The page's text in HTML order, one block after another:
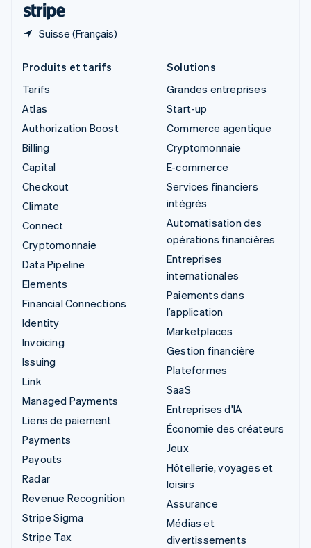
Suisse (Français)
Produits et tarifs
Tarifs
Atlas
Authorization Boost
Billing
Capital
Checkout
Climate
Connect
Cryptomonnaie
Data Pipeline
Elements
Financial Connections
Identity
Invoicing
Issuing
Link
Managed Payments
Liens de paiement
Payments
Payouts
Radar
Revenue Recognition
Stripe Sigma
Stripe Tax
Solutions
Grandes entreprises
Start-up
Commerce agentique
Cryptomonnaie
E-commerce
Services financiers
intégrés
Automatisation des
opérations financières
Entreprises
internationales
Paiements dans
l’application
Marketplaces
Gestion financière
Plateformes
SaaS
Entreprises d'IA
Économie des créateurs
Jeux
Hôtellerie, voyages et
loisirs
Assurance
Médias et
divertissements